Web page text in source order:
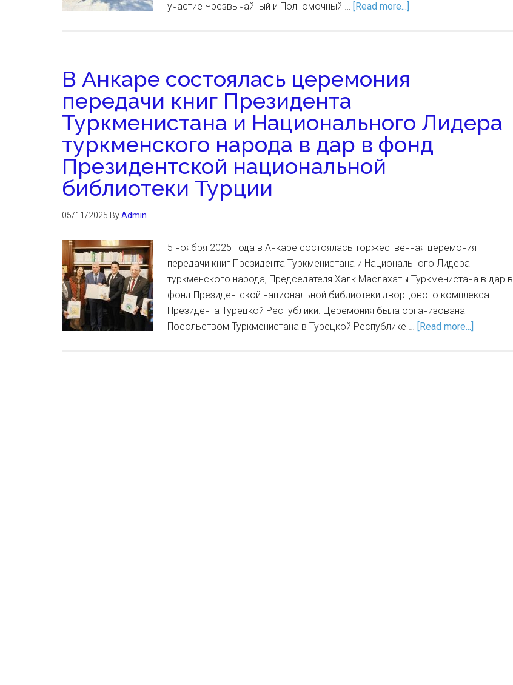
участие Чрезвычайный и Полномочный … [Read more...]
В Анкаре состоялась церемония
передачи книг Президента
Туркменистана и Национального Лидера
туркменского народа в дар в фонд
Президентской национальной
библиотеки Турции
05/11/2025 ByAdmin
5 ноября 2025 года в Анкаре состоялась торжественная церемония
передачи книг Президента Туркменистана и Национального Лидера
туркменского народа, Председателя Халк Маслахаты Туркменистана в дар в
фонд Президентской национальной библиотеки дворцового комплекса
Президента Турецкой Республики. Церемония была организована
Посольством Туркменистана в Турецкой Республике … [Read more...]